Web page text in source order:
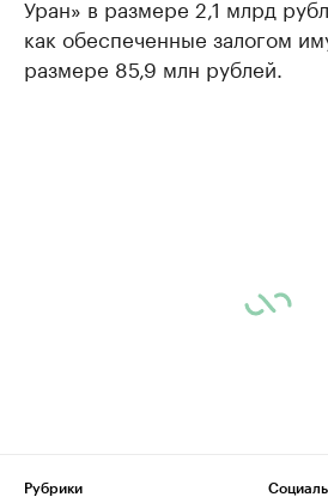
Уран» в размере 2,1 млрд
как обеспеченные залогом
размере 85,9 млн рублей.
Рубрики